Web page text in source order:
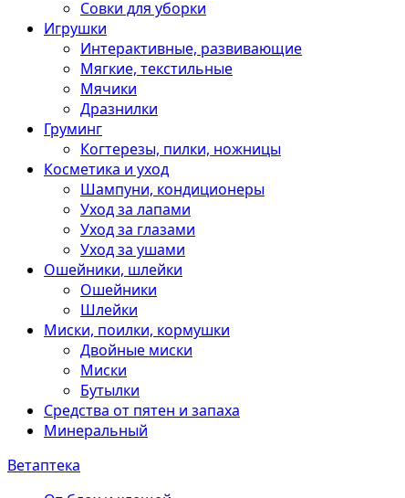
Совки для уборки
Игрушки
Интерактивные, развивающие
Мягкие, текстильные
Мячики
Дразнилки
Груминг
Когтерезы, пилки, ножницы
Косметика и уход
Шампуни, кондиционеры
Уход за лапами
Уход за глазами
Уход за ушами
Ошейники, шлейки
Ошейники
Шлейки
Миски, поилки, кормушки
Двойные миски
Миски
Бутылки
Средства от пятен и запаха
Минеральный
Ветаптека